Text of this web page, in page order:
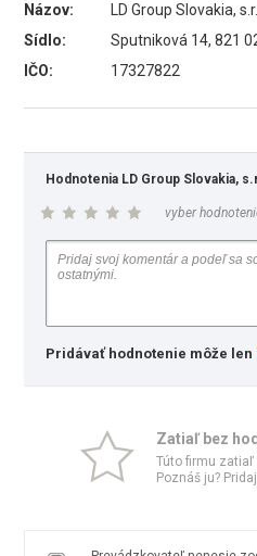
Názov:
LD Group Slovakia,
Sídlo:
Sputniková 14, 821
IČO:
17327822
Hodnotenia LD Group Slovakia,
vyber
Pridávať hodnotenie môže len
Zatiaľ bez
Túto firmu
Poznáš ju?